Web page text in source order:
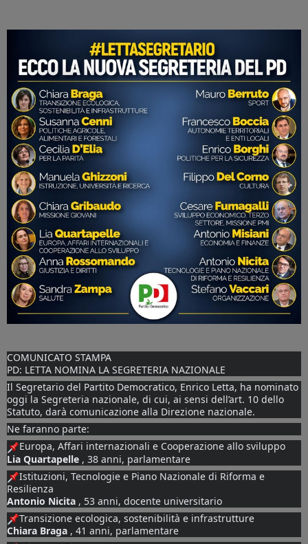
COMUNICATO STAMPA
PD: LETTA NOMINA LA SEGRETERIA NAZIONALE
Il Segretario del Partito Democratico, Enrico Letta, ha nominato
oggi la Segreteria nazionale, di cui, ai sensi dell’art. 10 dello
Statuto, darà comunicazione alla Direzione nazionale.
Ne faranno parte:
Europa, Affari internazionali e Cooperazione allo sviluppo
Lia Quartapelle , 38 anni, parlamentare
Istituzioni, Tecnologie e Piano Nazionale di Riforma e
Resilienza
Antonio Nicita , 53 anni, docente universitario
Transizione ecologica, sostenibilità e infrastrutture
Chiara Braga , 41 anni, parlamentare